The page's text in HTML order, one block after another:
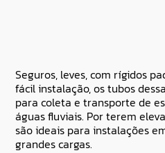
Seguros, leves, com rígidos
fácil instalação, os tubos
para coleta e transporte de
águas fluviais. Por terem
são ideais para instalações
grandes cargas.